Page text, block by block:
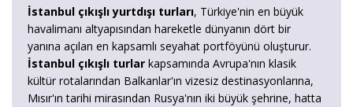
İstanbul çıkışlı yurtdışı turları, Türkiye'nin en büyük
havalimanı altyapısından hareketle dünyanın dört bir
yanına açılan en kapsamlı seyahat portföyünü oluşturur.
İstanbul çıkışlı turlar kapsamında Avrupa'nın klasik
kültür rotalarından Balkanlar'ın vizesiz destinasyonlarına,
Mısır'ın tarihi mirasından Rusya'nın iki büyük şehrine, hatta